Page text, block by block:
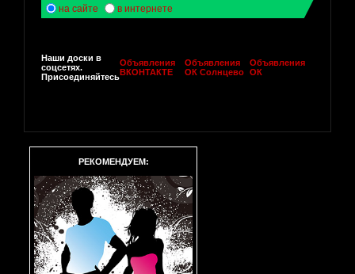
на сайте в интернете
Наши доски в
соцсетях.
Присоединяйтесь
Объявления
ВКОНТАКТЕ
Объявления
ОК Солнцево
Объявления
ОК
РЕКОМЕНДУЕМ: